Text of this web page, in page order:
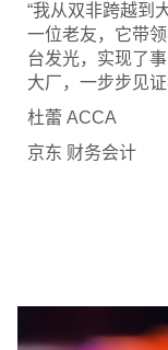
“我从双非跨越到
一位老友，它带
台发光，实现了
大厂，一步步见
杜蕾 ACCA
京东 财务会计